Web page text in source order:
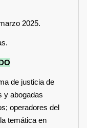
2025.
de justicia de
y abogadas
operadores del
temática en